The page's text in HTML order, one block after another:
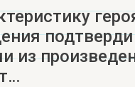
из